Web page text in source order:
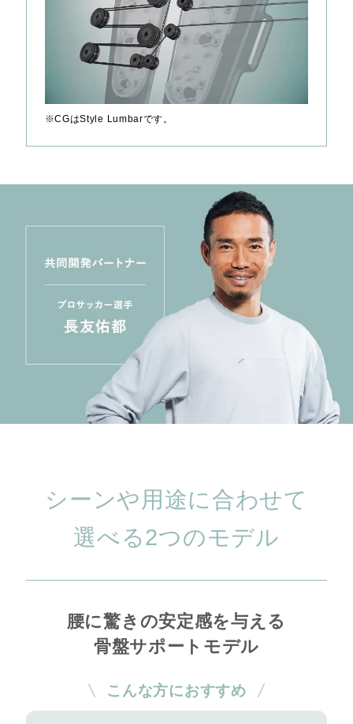
※CGはStyle Lumbarです。
シーンや用途に合わせて
選べる2つのモデル
腰に驚きの安定感を与える
骨盤サポートモデル
こんな方におすすめ